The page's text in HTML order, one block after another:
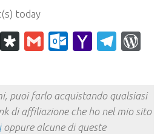
today
WhatsApp
Diaspora
Gmail Yahoo
puoi farlo acquistando qualsiasi
di affiliazione che ho nel mio sito
oppure alcune di queste